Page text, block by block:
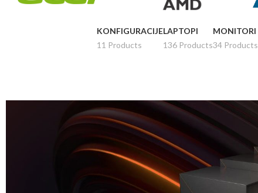
KONFIGURACIJE
11 Products
LAPTOPI
136 Products
MONITORI
34 Products